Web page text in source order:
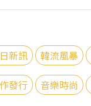
新訊 韓流風暴
發行 音樂時尚